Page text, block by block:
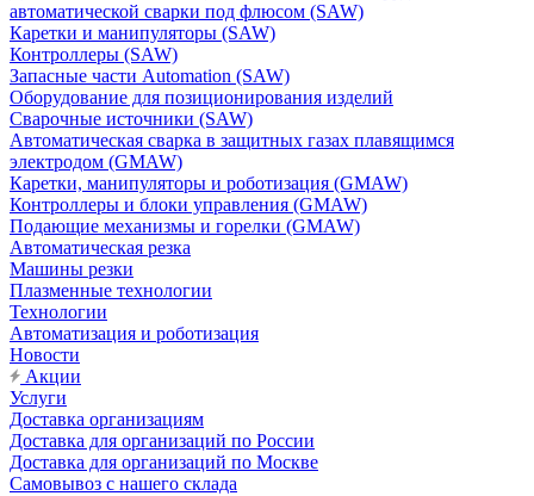
автоматической сварки под флюсом (SAW)
Каретки и манипуляторы (SAW)
Контроллеры (SAW)
Запасные части Automation (SAW)
Оборудование для позиционирования изделий
Сварочные источники (SAW)
Автоматическая сварка в защитных газах плавящимся
электродом (GMAW)
Каретки, манипуляторы и роботизация (GMAW)
Контроллеры и блоки управления (GMAW)
Подающие механизмы и горелки (GMAW)
Автоматическая резка
Машины резки
Плазменные технологии
Технологии
Автоматизация и роботизация
Новости
Акции
Услуги
Доставка организациям
Доставка для организаций по России
Доставка для организаций по Москве
Самовывоз с нашего склада